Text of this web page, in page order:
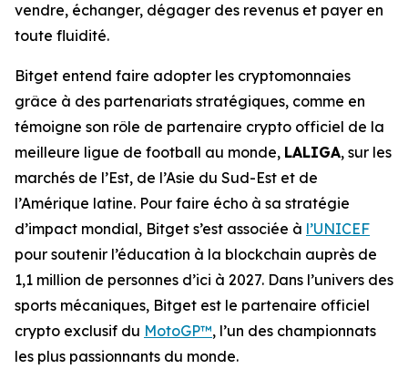
vendre, échanger, dégager des revenus et payer en
toute fluidité.
Bitget entend faire adopter les cryptomonnaies
grâce à des partenariats stratégiques, comme en
témoigne son rôle de partenaire crypto officiel de la
meilleure ligue de football au monde, LALIGA, sur les
marchés de l’Est, de l’Asie du Sud-Est et de
l’Amérique latine. Pour faire écho à sa stratégie
d’impact mondial, Bitget s’est associée à l’UNICEF
pour soutenir l’éducation à la blockchain auprès de
1,1 million de personnes d’ici à 2027. Dans l’univers des
sports mécaniques, Bitget est le partenaire officiel
crypto exclusif du MotoGP™, l’un des championnats
les plus passionnants du monde.